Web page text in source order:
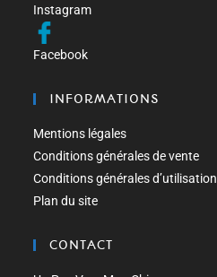
Instagram
Facebook
INFORMATIONS
Mentions légales
Conditions générales de vente
Conditions générales d’utilisation
Plan du site
CONTACT